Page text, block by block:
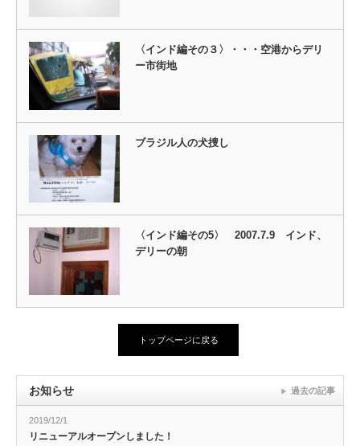
〈インド編その３〉・・・空港からデリ
ー市街地
ブラジル人の犬捜し
〈インド編その5〉 2007.7.9 インド、
デリーの朝
トップページに戻る
お知らせ
2019/12/1
リニューアルオープンしました！
過去の記事